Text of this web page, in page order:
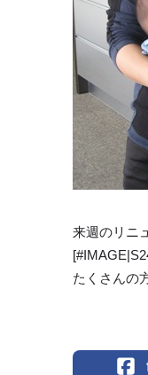
来週のリニ
たくさんの